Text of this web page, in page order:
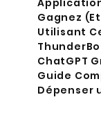
Gagnez
Utilisant
ChatGPT
Guide
Dépenser